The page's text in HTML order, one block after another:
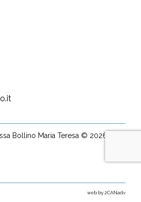
Bollino Maria Teresa © 2026. Tutti
web by 2CANadv